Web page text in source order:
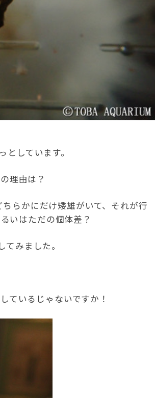
しています。
理由は？
らかにだけ矮雄がいて、それが行
いはただの個体差？
みました。
ているじゃないですか！